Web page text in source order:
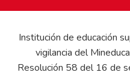
Institución de educación
vigilancia del
Resolución 58 del 16 de